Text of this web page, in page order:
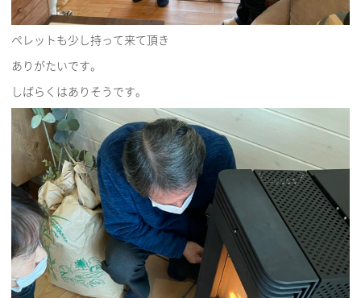
ペレットも少し持って来て頂き
ありがたいです。
しばらくはありそうです。